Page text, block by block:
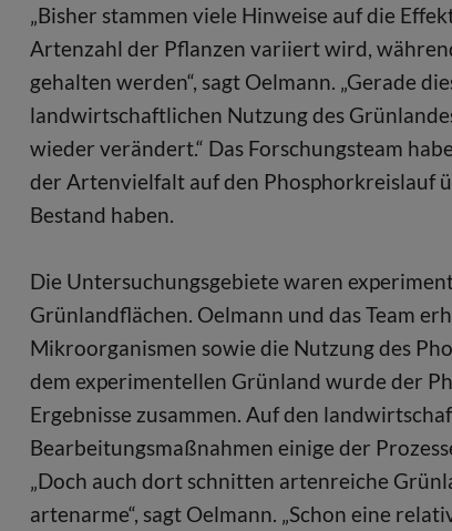
„Bisher stammen viele Hinweise auf die
Artenzahl der Pflanzen variiert wird,
gehalten werden“, sagt Oelmann. „Gerade
landwirtschaftlichen Nutzung des
wieder verändert.“ Das Forschungsteam
der Artenvielfalt auf den Phosphorkreislauf
Bestand haben.
Die Untersuchungsgebiete waren
Grünlandflächen. Oelmann und das Team
Mikroorganismen sowie die Nutzung des
dem experimentellen Grünland wurde der
Ergebnisse zusammen. Auf den
Bearbeitungsmaßnahmen einige der
„Doch auch dort schnitten artenreiche
artenarme“, sagt Oelmann. „Schon eine